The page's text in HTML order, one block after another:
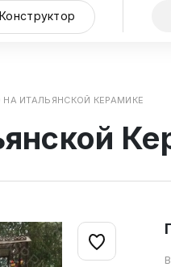
Конструктор
ИТАЛЬЯНСКОЙ КЕРАМИКЕ